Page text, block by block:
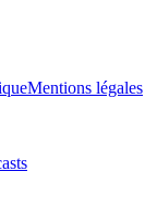
Mentions légales